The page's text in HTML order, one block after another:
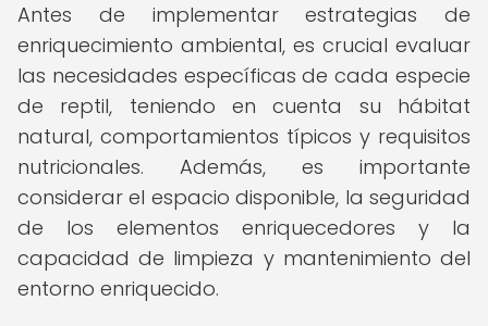
Antes de implementar estrategias de
enriquecimiento ambiental, es crucial evaluar
las necesidades específicas de cada especie
de reptil, teniendo en cuenta su hábitat
natural, comportamientos típicos y requisitos
nutricionales. Además, es importante
considerar el espacio disponible, la seguridad
de los elementos enriquecedores y la
capacidad de limpieza y mantenimiento del
entorno enriquecido.